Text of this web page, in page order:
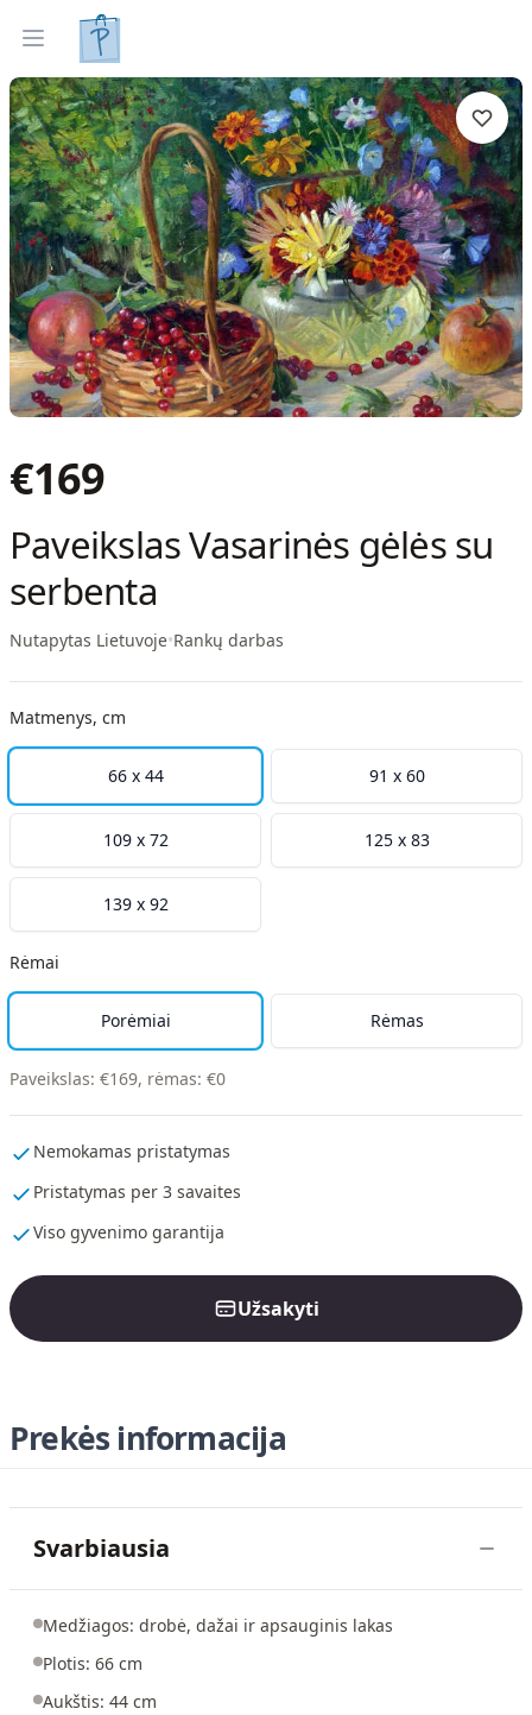
Open menu
Tapyti paveikslai
€169
Paveikslas Vasarinės gėlės su
serbenta
Nutapytas Lietuvoje•Rankų darbas
Matmenys, cm
66 x 44 91 x 60
109 x 72 125 x 83
139 x 92
Rėmai
Porėmiai Rėmas
Paveikslas: €169, rėmas: €0
Nemokamas pristatymas
Pristatymas per 3 savaites
Viso gyvenimo garantija
Užsakyti
Prekės informacija
Svarbiausia
Medžiagos: drobė, dažai ir apsauginis lakas
Plotis: 66 cm
Aukštis: 44 cm